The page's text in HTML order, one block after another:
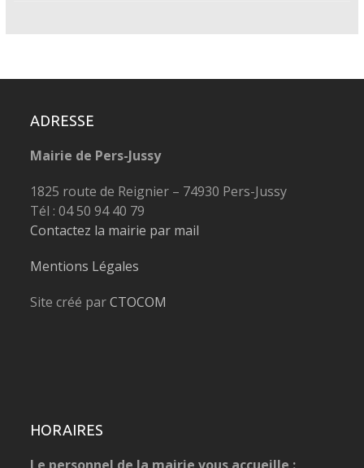
ADRESSE
Mairie de Pers-Jussy
1825 route de Reignier – 74930 Pers-Jussy
Tél : 04 50 94 40 79
Contactez la mairie par mail
Mentions Légales
Site créé parCTOCOM
HORAIRES